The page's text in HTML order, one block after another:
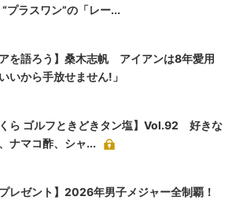
ラスワン”の「レー...
アを語ろう】桑木志帆 アイアンは8年愛用
いから手放せません!」
くら ゴルフときどきタン塩】Vol.92 好きな
ナマコ酢、シャ...
プレゼント】2026年男子メジャー全制覇！